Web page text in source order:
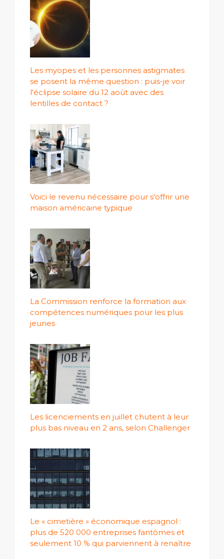
Les myopes et les personnes astigmates
se posent la même question : puis-je voir
l'éclipse solaire du 12 août avec des
lentilles de contact ?
Voici le revenu nécessaire pour s'offrir une
maison américaine typique
La Commission renforce la formation aux
compétences numériques pour les plus
jeunes
Les licenciements en juillet chutent à leur
plus bas niveau en 2 ans, selon Challenger
Le « cimetière » économique espagnol :
plus de 520 000 entreprises fantômes et
seulement 10 % qui parviennent à renaître